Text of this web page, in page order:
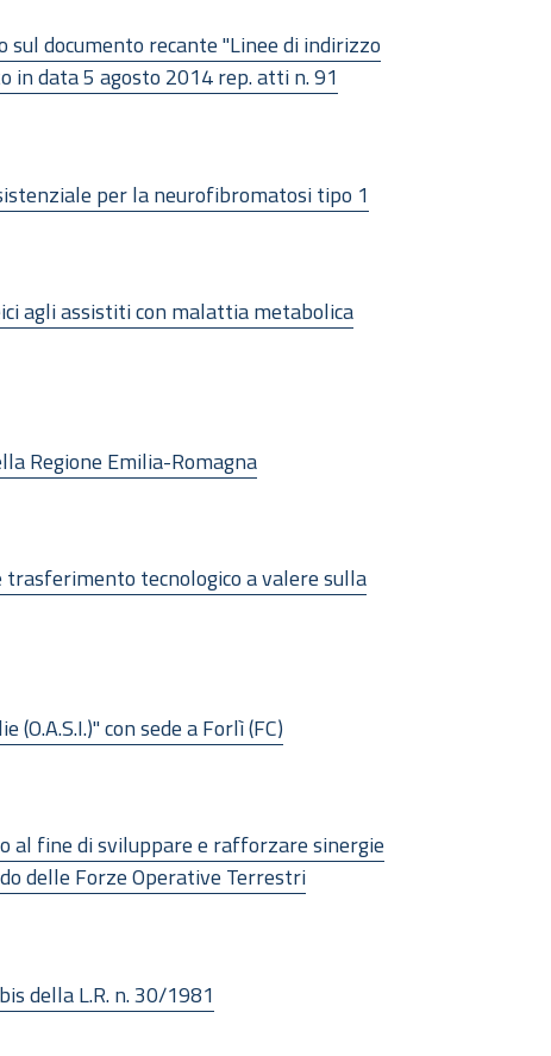
sul documento recante "Linee di indirizzo
in data 5 agosto 2014 rep. atti n. 91
per la neurofibromatosi tipo 1
agli assistiti con malattia metabolica
Regione Emilia-Romagna
tecnologico a valere sulla
con sede a Forlì (FC)
al fine di sviluppare e rafforzare sinergie
delle Forze Operative Terrestri
della L.R. n. 30/1981